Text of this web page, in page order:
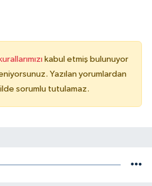
kabul etmiş bulunuyor
Yazılan yorumlardan
sorumlu tutulamaz.